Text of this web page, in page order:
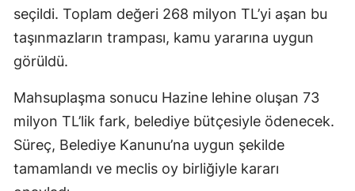
seçildi. Toplam değeri 268 milyon TL’yi aşan bu
taşınmazların trampası, kamu yararına uygun
görüldü.
Mahsuplaşma sonucu Hazine lehine oluşan 73
milyon TL’lik fark, belediye bütçesiyle ödenecek.
Süreç, Belediye Kanunu’na uygun şekilde
tamamlandı ve meclis oy birliğiyle kararı